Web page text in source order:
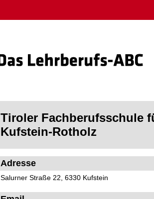
Tiroler Fachberufsschule
Kufstein-Rotholz
Adresse
Salurner Straße 22, 6330 Kufstein